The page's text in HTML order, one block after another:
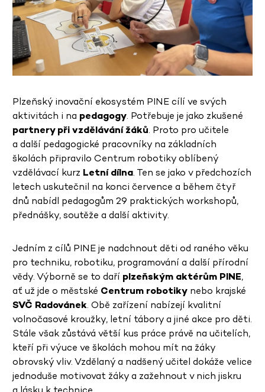
Plzeňský inovační ekosystém PINE cílí ve svých
aktivitách i na pedagogy. Potřebuje je jako zkušené
partnery při vzdělávání žáků. Proto pro učitele
a další pedagogické pracovníky na základních
školách připravilo Centrum robotiky oblíbený
vzdělávací kurz Letní dílna. Ten se jako v předchozích
letech uskutečnil na konci července a během čtyř
dnů nabídl pedagogům 29 praktických workshopů,
přednášky, soutěže a další aktivity.
Jedním z cílů PINE je nadchnout děti od raného věku
pro techniku, robotiku, programování a další přírodní
vědy. Výborně se to daří plzeňským aktérům PINE,
ať už jde o městské Centrum robotiky nebo krajské
SVČ Radovánek. Obě zařízení nabízejí kvalitní
volnočasové kroužky, letní tábory a jiné akce pro děti.
Stále však zůstává větší kus práce právě na učitelích,
kteří při výuce ve školách mohou mít na žáky
obrovský vliv. Vzdělaný a nadšený učitel dokáže velice
jednoduše motivovat žáky a zažehnout v nich jiskru